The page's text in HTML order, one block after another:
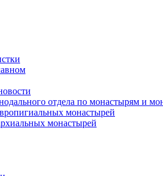
отдела по монастырям и
монастырей
монастырей